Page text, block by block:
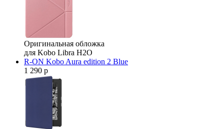
Оригинальная обложка
для Kobo Libra H2O
R-ON Kobo Aura edition 2 Blue
1 290 р